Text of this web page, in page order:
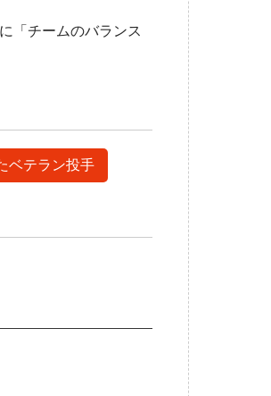
「チームのバランス
ベテラン投手